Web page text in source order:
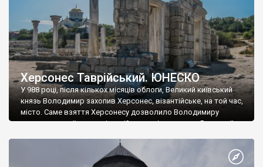
Херсонес Таврійський. ЮНЕСКО
У 988 році, після кількох місяців облоги, Великий київський
князь Володимир захопив Херсонес, візантійське, на той час,
місто. Саме взяття Херсонесу дозволило Володимиру
диктувати свої умови візантійському імператору Василю ІІ, та
Херсонесі Володимир-язичник, став Василем-християнином.
А потім було Хрещення Русі. На честь Херсонесу Таврійського